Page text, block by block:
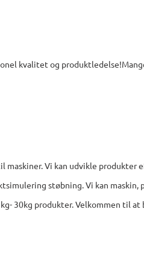
kvalitet og
Vi kan udvikle produkter
støbning. Vi kan maskin,
30kg produkter. Velkommen til at